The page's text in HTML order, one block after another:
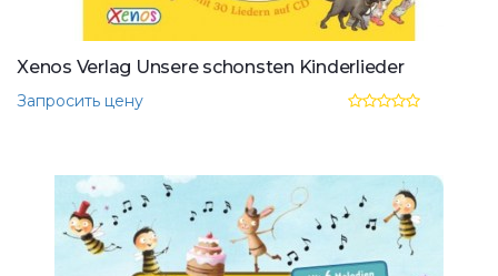
Xenos Verlag Unsere schonsten Kinderlieder
Запросить цену